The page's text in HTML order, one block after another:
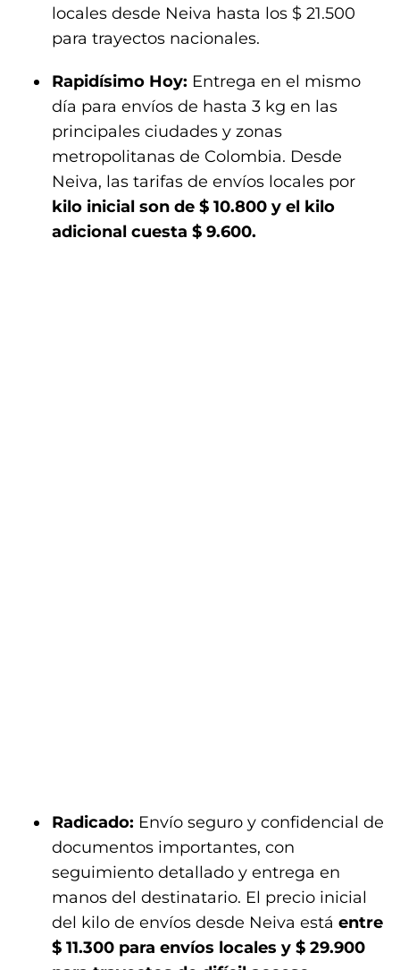
locales desde Neiva hasta los $ 21.500
para trayectos nacionales.
Rapidísimo Hoy: Entrega en el mismo
día para envíos de hasta 3 kg en las
principales ciudades y zonas
metropolitanas de Colombia. Desde
Neiva, las tarifas de envíos locales por
kilo inicial son de $ 10.800 y el kilo
adicional cuesta $ 9.600.
Radicado: Envío seguro y confidencial de
documentos importantes, con
seguimiento detallado y entrega en
manos del destinatario. El precio inicial
del kilo de envíos desde Neiva está entre
$ 11.300 para envíos locales y $ 29.900